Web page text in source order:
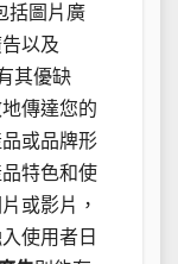
括圖片廣
以及
其優缺
傳達您的
或品牌形
特色和使
或影片，
使用者日